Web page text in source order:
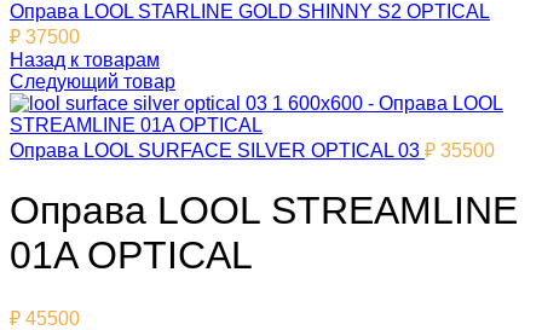
Оправа LOOL STARLINE GOLD SHINNY S2 OPTICAL
₽ 37500
Назад к товарам
Следующий товар
Оправа LOOL SURFACE SILVER OPTICAL 03 ₽ 35500
Оправа LOOL STREAMLINE
01A OPTICAL
₽ 45500